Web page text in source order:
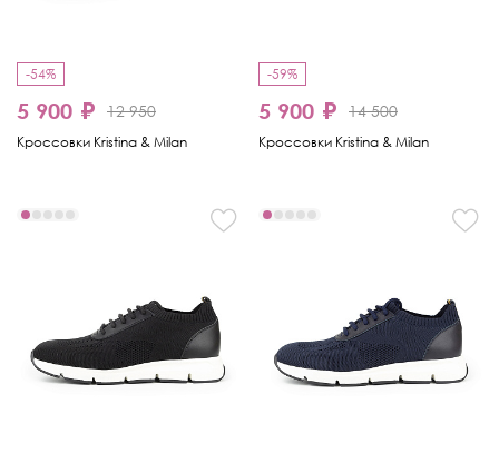
-54%
5 900 ₽ 12 950
Кроссовки Kristina & Milan
-59%
5 900 ₽ 14 500
Кроссовки Kristina & Milan